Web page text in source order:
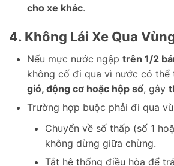
cho xe khác.
4. Không Lái Xe Qua
Nếu mực nước ngập trên 1/2
không cố đi qua vì nước có thể
gió, động cơ hoặc hộp số, gây
Trường hợp buộc phải đi qua
Chuyển về số thấp (số 1
không dừng giữa chừng.
Tắt hệ thống điều hòa để